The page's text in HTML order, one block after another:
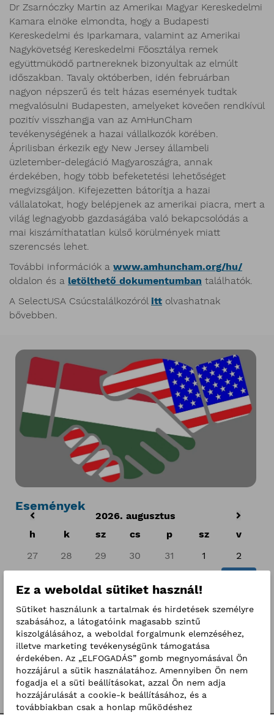
Dr Zsarnóczky Martin az Amerikaı Magyar Kereskedelmi
Kamara elnöke elmondta, hogy a Budapesti
Kereskedelmi és Iparkamara, valamint az Amerikai
Nagykövetség Kereskedelmi Főosztálya remek
együttmüködő partnereknek bizonyultak az elmúlt
időszakban. Tavaly októberben, idén februárban
nagyon népszerű és telt házas események tudtak
megvalósulni Budapesten, amelyeket köveően rendkívül
pozitív visszhangja van az AmHunCham
tevékenységének a hazai vállalkozók körében.
Áprilisban érkezik egy New Jersey állambeli
üzletember-delegáció Magyaroszágra, annak
érdekében, hogy több befeketetési lehetőséget
megvizsgáljon. Kifejezetten bátorítja a hazai
vállalatokat, hogy belépjenek az amerikai piacra, mert a
világ legnagyobb gazdaságába való bekapcsolódás a
mai kiszámíthatatlan külső körülmények miatt
szerencsés lehet.
További információk a www.amhuncham.org/hu/
oldalon és a letölthető dokumentumban találhatók.
A SelectUSA Csúcstalálkozóról itt olvashatnak
bővebben.
Események
2026. augusztus
h
k sz cs p sz
v
27
28 29 30 31 1 2
10 13 14 15 16
17 18 19 20 21 22
24 25 26 27 28 29 30
31 1 2 3 4 5 6
Ez a weboldal sütiket használ!
Sütiket használunk a tartalmak és hirdetések személyre
szabásához, a látogatóink magasabb szintű
kiszolgálásához, a weboldal forgalmunk elemzéséhez,
illetve marketing tevékenységünk támogatása
érdekében. Az „ELFOGADÁS” gomb megnyomásával Ön
hozzájárul a sütik használatához. Amennyiben Ön nem
fogadja el a süti beállításokat, azzal Ön nem adja
hozzájárulását a cookie-k beállításához, és a
továbbiakban csak a honlap működéshez